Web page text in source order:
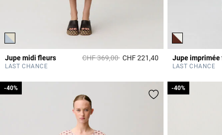
Jupe midi fleurs Prix réduit à partir de
CHF 369,00àCHF 221,40 5 out of 5 Customer
LAST CHANCE
Jupe imprimée
LAST CHANCE
-40%
-40% -40%
-40%